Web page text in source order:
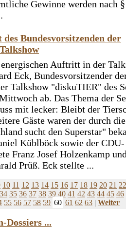
Gewinne werden nach
Bundesvorsitzenden der
Auftritt in der
Eck, Bundesvorsitzender
Talkshow "diskuTIER" des
ab. Das Thema der
mit lecker: Bleibt der
Gäste waren der durch die
sucht den Superstar"
Küblböck sowie der CDU-
Franz Josef Holzenkamp
Prüß. Eck stellte ...
10 11 12 13 14 15 16 17 18 19 20 21 22
34 35 36 37 38 39 40 41 42 43 44 45 46
55 56 57 58 59 60 61 62 63 | Weiter
Dossiers ...